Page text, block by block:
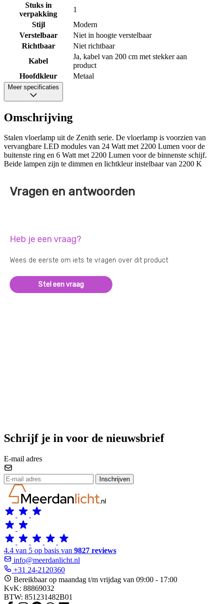
Stuks in
verpakking
1
Stijl
Modern
Verstelbaar
Niet in hoogte verstelbaar
Richtbaar
Niet richtbaar
Kabel
Ja, kabel van 200 cm met stekker aan
product
Hoofdkleur
Metaal
Meer specificaties
Omschrijving
Stalen vloerlamp uit de Zenith serie. De vloerlamp is voorzien van
vervangbare LED modules van 24 Watt met 2200 Lumen voor de
buitenste ring en 6 Watt met 2200 Lumen voor de binnenste schijf.
Beide lampen zijn te dimmen en lichtkleur instelbaar van 2200 K
Vragen en antwoorden
Heb je een vraag?
Wees de eerste om iets te vragen over dit product
Stel een vraag
Schrijf je in voor de nieuwsbrief
E-mail adres
Inschrijven
4.4 van 5 op basis van 9827 reviews
info@meerdanlicht.nl
+31 24-2120360
Bereikbaar op maandag t/m vrijdag van 09:00 - 17:00
KvK: 88869032
BTW: 851231482B01